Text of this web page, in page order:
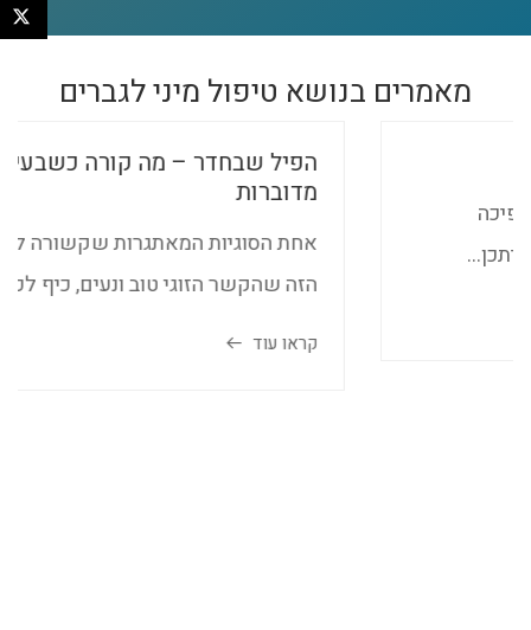
מאמרים בנושא טיפול מיני לגברים
הפיל שבחדר – מה קורה כשבעיות בסקס לא
אחת הסוגיות המאתגרות שקשורה לסקס היא המצב
הזה שהקשר הזוגי טוב ונעים, כיף לכם...